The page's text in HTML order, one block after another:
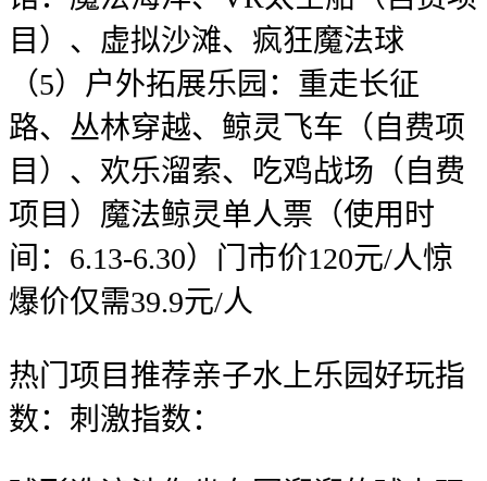
目）、虚拟沙滩、疯狂魔法球
（5）户外拓展乐园：重走长征
路、丛林穿越、鲸灵飞车（自费项
目）、欢乐溜索、吃鸡战场（自费
项目）魔法鲸灵单人票（使用时
间：6.13-6.30）门市价120元/人惊
爆价仅需39.9元/人
热门项目推荐亲子水上乐园好玩指
数：刺激指数：